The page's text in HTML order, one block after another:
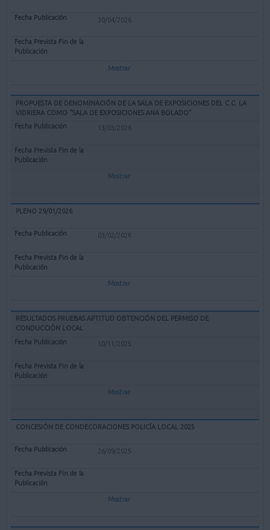
30/04/2026
Mostrar
PROPUESTA DE DENOMINACIÓN DE LA SALA DE EXPOSICIONES DEL C.C. LA
VIDRIERA COMO "SALA DE EXPOSICIONES ANA BOLADO"
13/03/2026
Mostrar
PLENO 29/01/2026
03/02/2026
Mostrar
RESULTADOS PRUEBAS APTITUD OBTENCIÓN DEL PERMISO DE
CONDUCCIÓN LOCAL
10/11/2025
Mostrar
CONCESIÓN DE CONDECORACIONES POLICÍA LOCAL 2025
26/09/2025
Mostrar